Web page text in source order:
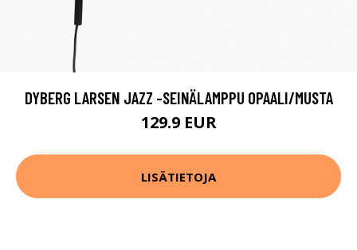
DYBERG LARSEN JAZZ -SEINÄLAMPPU OPAALI/MUSTA
129.9 EUR
LISÄTIETOJA